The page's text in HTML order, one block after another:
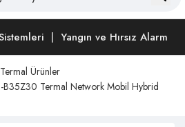
Yangın ve Hırsız Alarm
Ürünler
Termal Network Mobil Hybrid